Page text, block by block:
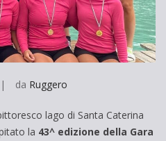
da Ruggero
lago di Santa Caterina
la 43^ edizione della Gara